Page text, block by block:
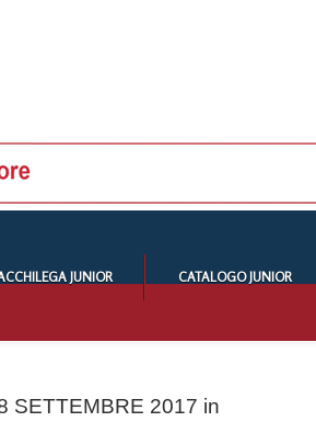
JUNIOR CATALOGO JUNIOR
SETTEMBRE 2017 in